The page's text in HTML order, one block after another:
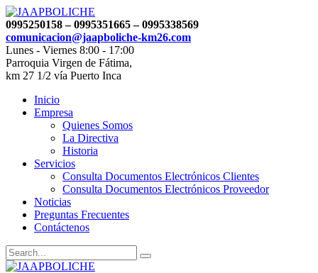
0995250158 – 0995351665 – 0995338569
comunicacion@jaapboliche-km26.com
Lunes - Viernes 8:00 - 17:00
Parroquia Virgen de Fátima,
km 27 1/2 vía Puerto Inca
Inicio
Empresa
Quienes Somos
La Directiva
Historia
Servicios
Consulta Documentos Electrónicos Clientes
Consulta Documentos Electrónicos Proveedor
Noticias
Preguntas Frecuentes
Contáctenos